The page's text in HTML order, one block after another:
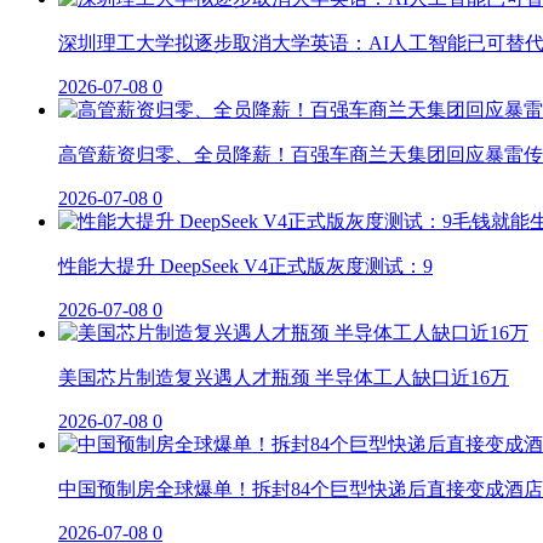
深圳理工大学拟逐步取消大学英语：AI人工智能已可替代
2026-07-08 0
高管薪资归零、全员降薪！百强车商兰天集团回应暴雷
2026-07-08 0
性能大提升 DeepSeek V4正式版灰度测试：9
2026-07-08 0
美国芯片制造复兴遇人才瓶颈 半导体工人缺口近16万
2026-07-08 0
中国预制房全球爆单！拆封84个巨型快递后直接变成酒店
2026-07-08 0